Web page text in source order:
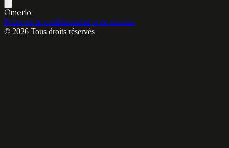
Omerlo
Politique de confidentialité et de témoins
© 2026 Tous droits réservés